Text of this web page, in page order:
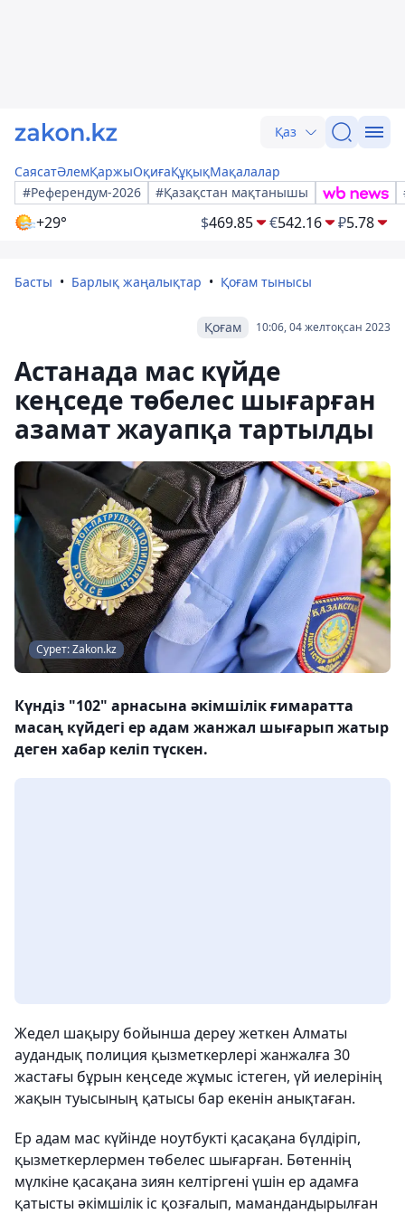
Қаз
СаясатӘлемҚаржыОқиғаҚұқықМақалалар
#Референдум-2026
#Қазақстан мақтанышы
+29° $469.85 €542.16 ₽5.78
Басты Барлық жаңалықтар Қоғам тынысы
10:06, 04 желтоқсан 2023
Қоғам
Астанада мас күйде
кеңседе төбелес шығарған
азамат жауапқа тартылды
Сурет: Zakon.kz
Күндіз "102" арнасына әкімшілік ғимаратта
масаң күйдегі ер адам жанжал шығарып жатыр
деген хабар келіп түскен.
Жедел шақыру бойынша дереу жеткен Алматы
аудандық полиция қызметкерлері жанжалға 30
жастағы бұрын кеңседе жұмыс істеген, үй иелерінің
жақын туысының қатысы бар екенін анықтаған.
Ер адам мас күйінде ноутбукті қасақана бүлдіріп,
қызметкерлермен төбелес шығарған. Бөтеннің
мүлкіне қасақана зиян келтіргені үшін ер адамға
қатысты әкімшілік іс қозғалып, мамандандырылған